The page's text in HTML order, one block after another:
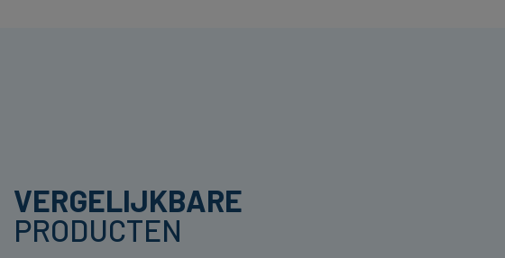
VERGELIJKBARE
PRODUCTEN